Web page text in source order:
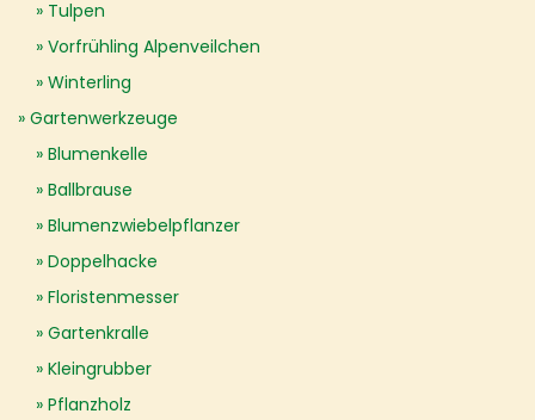
Tulpen
Vorfrühling Alpenveilchen
Winterling
Gartenwerkzeuge
Blumenkelle
Ballbrause
Blumenzwiebelpflanzer
Doppelhacke
Floristenmesser
Gartenkralle
Kleingrubber
Pflanzholz